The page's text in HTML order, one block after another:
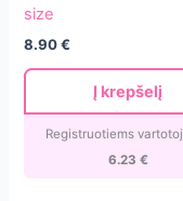
straight
curve
tips/12
size
8.90€
Į krepšelį
Registruotiems
6.23 €